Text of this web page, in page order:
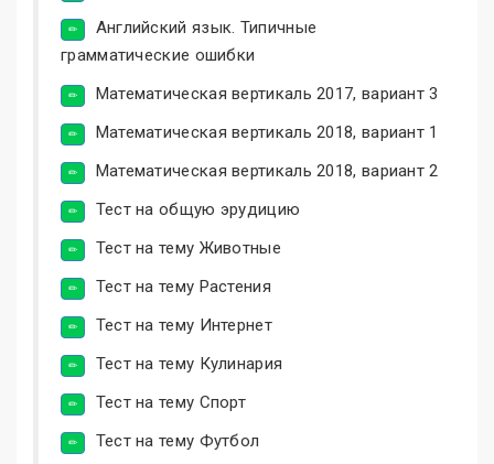
Английский язык. Типичные
грамматические ошибки
Математическая вертикаль 2017, вариант 3
Математическая вертикаль 2018, вариант 1
Математическая вертикаль 2018, вариант 2
Тест на общую эрудицию
Тест на тему Животные
Тест на тему Растения
Тест на тему Интернет
Тест на тему Кулинария
Тест на тему Спорт
Тест на тему Футбол